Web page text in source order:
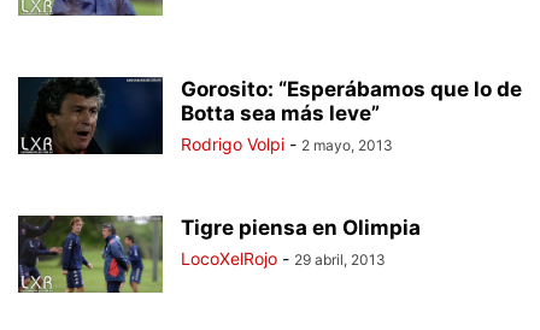
Gorosito: “Esperábamos que lo de
Botta sea más leve”
Rodrigo Volpi - 2 mayo, 2013
Tigre piensa en Olimpia
LocoXelRojo - 29 abril, 2013